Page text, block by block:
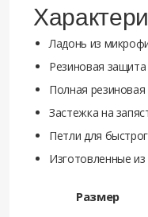
Ладонь из
Резиновая
Полная
Застежка на
Петли для
Изготовленные
Размер